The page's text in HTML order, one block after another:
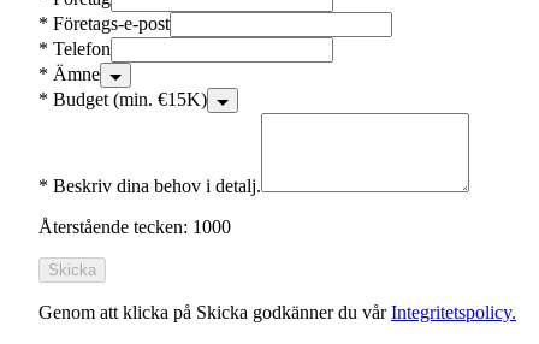
* Företags-e-post
* Telefon
* Ämne
* Budget (min. €15K)
* Beskriv dina behov i detalj.
Återstående tecken: 1000
Skicka
Genom att klicka på Skicka godkänner du vårIntegritetspolicy.